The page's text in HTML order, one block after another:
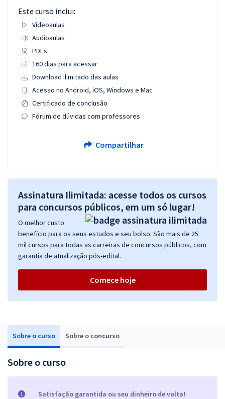
Sobre o curso Sobre o concurso
Sobre o curso
Satisfação garantida ou seu dinheiro de volta!
Este curso inclui:
Videoaulas
Audioaulas
PDFs
160 dias para acessar
Download ilimitado das aulas
Acesso no Android, iOS, Windows e Mac
Certificado de conclusão
Fórum de dúvidas com professores
Compartilhar
Assinatura Ilimitada: acesse todos os cursos
para concursos públicos, em um só lugar!
O melhor custo
benefício para os seus estudos e seu bolso. São mais de 25
mil cursos para todas as carreiras de concursos públicos, com
garantia de atualização pós-edital.
Comece hoje